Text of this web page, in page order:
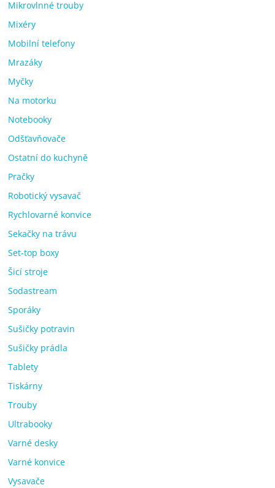
Mikrovlnné trouby
Mixéry
Mobilní telefony
Mrazáky
Myčky
Na motorku
Notebooky
Odšťavňovače
Ostatní do kuchyně
Pračky
Robotický vysavač
Rychlovarné konvice
Sekačky na trávu
Set-top boxy
Šicí stroje
Sodastream
Sporáky
Sušičky potravin
Sušičky prádla
Tablety
Tiskárny
Trouby
Ultrabooky
Varné desky
Varné konvice
Vysavače